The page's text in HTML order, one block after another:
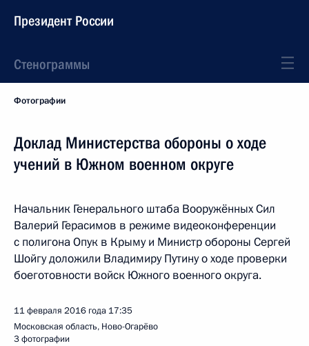
Президент России
Стенограммы
Фотографии
Доклад Министерства обороны о ходе
учений в Южном военном округе
Начальник Генерального штаба Вооружённых Сил
Валерий Герасимов в режиме видеоконференции
с полигона Опук в Крыму и Министр обороны Сергей
Шойгу доложили Владимиру Путину о ходе проверки
боеготовности войск Южного военного округа.
11 февраля 2016 года 17:35
Московская область, Ново-Огарёво
3 фотографии